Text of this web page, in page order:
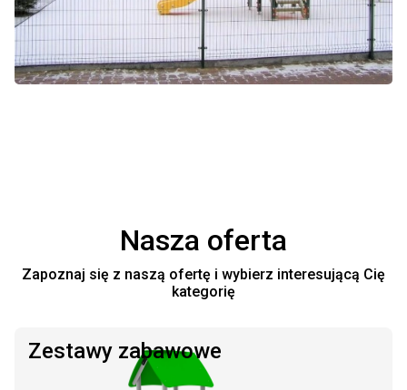
Nasza oferta
Zapoznaj się z naszą ofertę i wybierz interesującą Cię
kategorię
Zestawy zabawowe